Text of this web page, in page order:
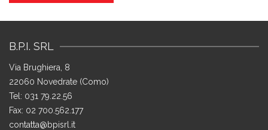
B.P.I. SRL
Via Brughiera, 8
22060 Novedrate (Como)
Tel: 031 79.22.56
Fax: 02 700.562.177
contatta@bpisrl.it